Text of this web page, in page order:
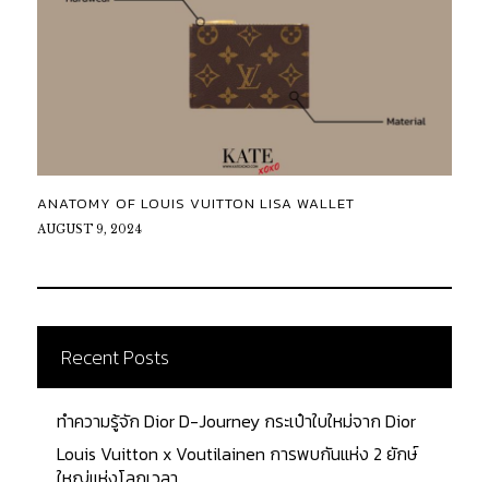
ANATOMY OF LOUIS VUITTON LISA WALLET
AUGUST 9, 2024
Recent Posts
ทำความรู้จัก Dior D-Journey กระเป๋าใบใหม่จาก Dior
Louis Vuitton x Voutilainen การพบกันแห่ง 2 ยักษ์